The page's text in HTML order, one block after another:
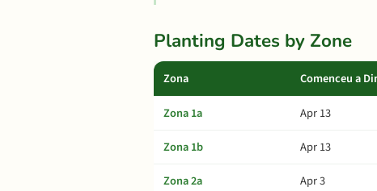
Planting Dates by Zone
Zona Comenceu a
Zona 1a Apr 13
Zona 1b
Apr 13
Zona 2a
Apr 3